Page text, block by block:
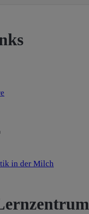
in der Milch